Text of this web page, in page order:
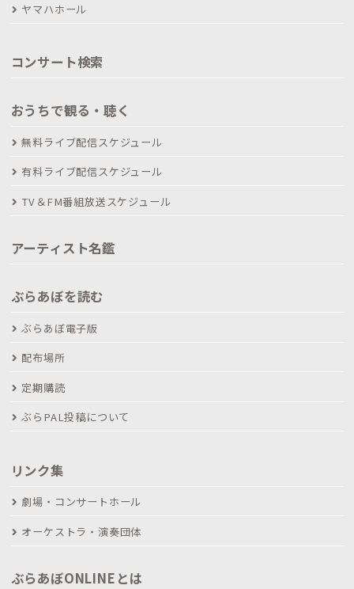
ヤマハホール
コンサート検索
おうちで観る・聴く
無料ライブ配信スケジュール
有料ライブ配信スケジュール
TV＆FM番組放送スケジュール
アーティスト名鑑
ぶらあぼを読む
ぶらあぼ電子版
配布場所
定期購読
ぶらPAL投稿について
リンク集
劇場・コンサートホール
オーケストラ・演奏団体
ぶらあぼONLINEとは